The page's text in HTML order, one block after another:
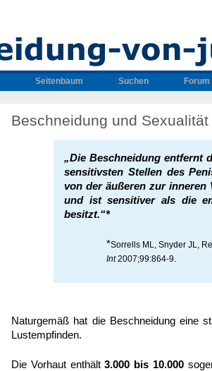
Seitenbaum Suchen Forum
Beschneidung und Sexualität
„Die Beschneidung entfernt
sensitivsten Stellen des
von der äußeren zur inneren
und ist sensitiver als die
besitzt.“*
*Sorrells ML, Snyder JL,
Int2007;99:864-9.
Naturgemäß hat die Beschneidung eine
Lustempfinden.
Die Vorhaut enthält3.000 bis 10.000